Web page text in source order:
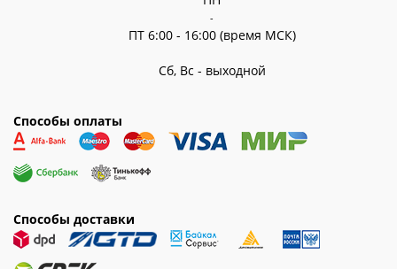
-
ПТ 6:00 - 16:00 (время МСК)
Сб, Вс - выходной
Способы оплаты
Способы доставки